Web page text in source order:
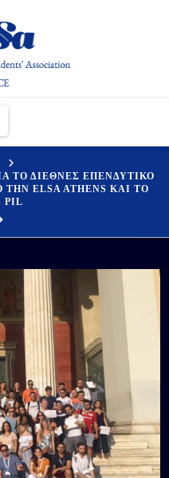
ΤΟ ΔΙΕΘΝΕΣ ΕΠΕΝΔΥΤΙΚΟ
ELSA ATHENS ΚΑΙ ΤΟ
PIL